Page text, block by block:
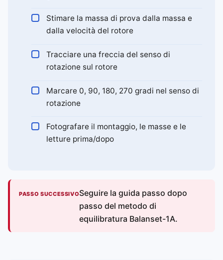
Stimare la massa di prova dalla massa e
dalla velocità del rotore
Tracciare una freccia del senso di
rotazione sul rotore
Marcare 0, 90, 180, 270 gradi nel senso di
rotazione
Fotografare il montaggio, le masse e le
letture prima/dopo
PASSO SUCCESSIVOSeguire la guida passo dopo
passo del metodo di
equilibratura Balanset-1A.